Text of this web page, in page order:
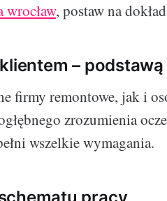
, postaw na
–
firmy remontowe, jak i
zrozumienia
wszelkie wymagania.